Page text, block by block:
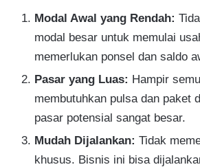
Modal Awal yang Rendah:
modal besar untuk memulai
memerlukan ponsel dan saldo
Pasar yang Luas: Hampir
membutuhkan pulsa dan paket
pasar potensial sangat besar.
Mudah Dijalankan: Tidak
khusus. Bisnis ini bisa